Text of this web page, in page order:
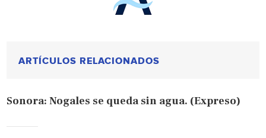
ARTÍCULOS RELACIONADOS
Sonora: Nogales se queda sin agua. (Expreso)